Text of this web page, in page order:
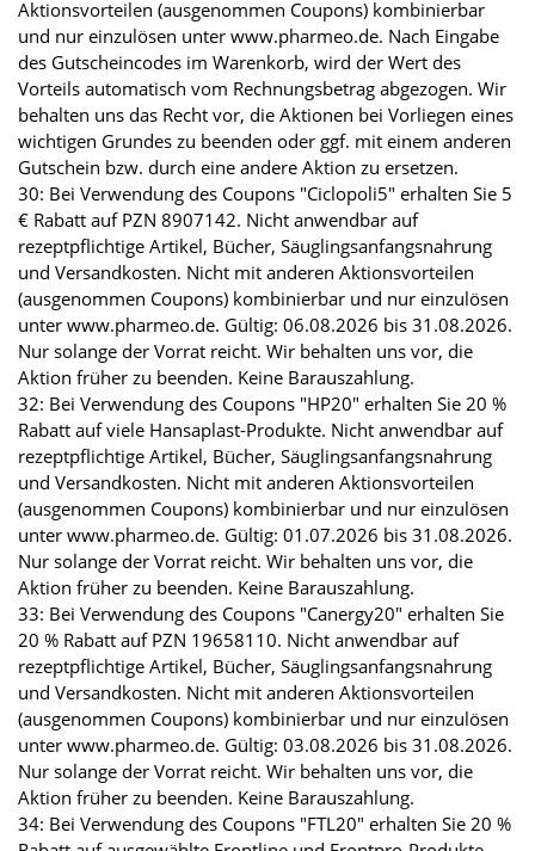
Aktionsvorteilen (ausgenommen Coupons) kombinierbar
und nur einzulösen unter www.pharmeo.de. Nach Eingabe
des Gutscheincodes im Warenkorb, wird der Wert des
Vorteils automatisch vom Rechnungsbetrag abgezogen. Wir
behalten uns das Recht vor, die Aktionen bei Vorliegen eines
wichtigen Grundes zu beenden oder ggf. mit einem anderen
Gutschein bzw. durch eine andere Aktion zu ersetzen.
30: Bei Verwendung des Coupons "Ciclopoli5" erhalten Sie 5
€ Rabatt auf PZN 8907142. Nicht anwendbar auf
rezeptpflichtige Artikel, Bücher, Säuglingsanfangsnahrung
und Versandkosten. Nicht mit anderen Aktionsvorteilen
(ausgenommen Coupons) kombinierbar und nur einzulösen
unter www.pharmeo.de. Gültig: 06.08.2026 bis 31.08.2026.
Nur solange der Vorrat reicht. Wir behalten uns vor, die
Aktion früher zu beenden. Keine Barauszahlung.
32: Bei Verwendung des Coupons "HP20" erhalten Sie 20 %
Rabatt auf viele Hansaplast-Produkte. Nicht anwendbar auf
rezeptpflichtige Artikel, Bücher, Säuglingsanfangsnahrung
und Versandkosten. Nicht mit anderen Aktionsvorteilen
(ausgenommen Coupons) kombinierbar und nur einzulösen
unter www.pharmeo.de. Gültig: 01.07.2026 bis 31.08.2026.
Nur solange der Vorrat reicht. Wir behalten uns vor, die
Aktion früher zu beenden. Keine Barauszahlung.
33: Bei Verwendung des Coupons "Canergy20" erhalten Sie
20 % Rabatt auf PZN 19658110. Nicht anwendbar auf
rezeptpflichtige Artikel, Bücher, Säuglingsanfangsnahrung
und Versandkosten. Nicht mit anderen Aktionsvorteilen
(ausgenommen Coupons) kombinierbar und nur einzulösen
unter www.pharmeo.de. Gültig: 03.08.2026 bis 31.08.2026.
Nur solange der Vorrat reicht. Wir behalten uns vor, die
Aktion früher zu beenden. Keine Barauszahlung.
34: Bei Verwendung des Coupons "FTL20" erhalten Sie 20 %